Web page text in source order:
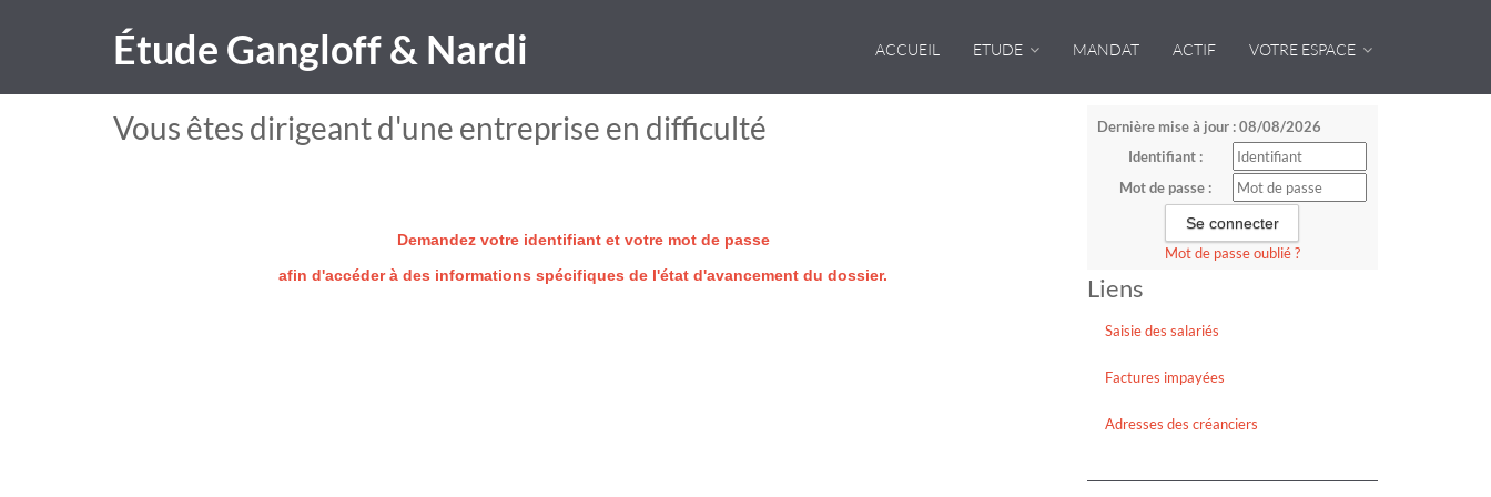
Étude Gangloff & Nardi ACCUEIL ETUDE MANDAT ACTIF VOTRE ESPACE
Dernière mise à jour : 08/08/2026
Identifiant :
Mot de passe :
Mot de passe oublié ?
Liens
Saisie des salariés
Factures impayées
Adresses des créanciers
Vous êtes dirigeant d'une entreprise en difficulté
Demandez votre identifiant et votre mot de passe
afin d'accéder à des informations spécifiques de l'état d'avancement du dossier.